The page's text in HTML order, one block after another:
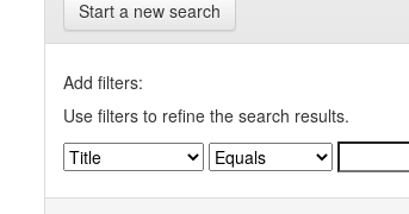
Start a new search
Add filters:
Use filters to refine the search results.